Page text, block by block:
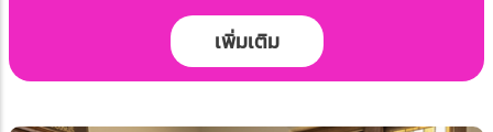
เพิ่มเติม